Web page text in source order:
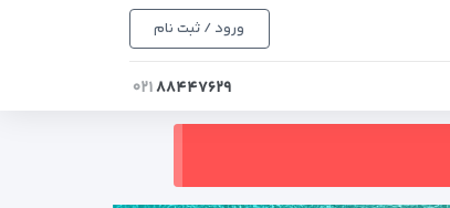
ورود / ثبت نام
۸۸۴۴۷۶۲۹۰۲۱